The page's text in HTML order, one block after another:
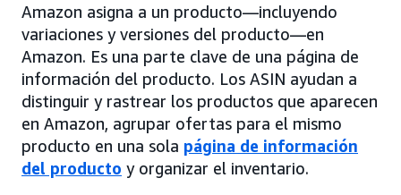
Amazon asigna a un producto—incluyendo
variaciones y versiones del producto—en
Amazon. Es una parte clave de una página de
información del producto. Los ASIN ayudan a
distinguir y rastrear los productos que aparecen
en Amazon, agrupar ofertas para el mismo
producto en una sola página de información
del producto y organizar el inventario.